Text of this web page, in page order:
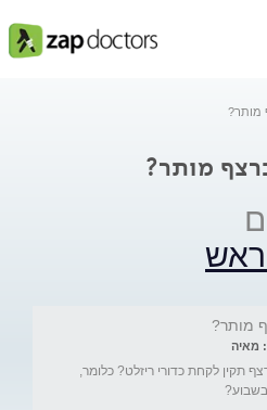
מותר?
מותר?
ראש
מותר?
תקין לקחת כדורי ריזלט? כלומר,